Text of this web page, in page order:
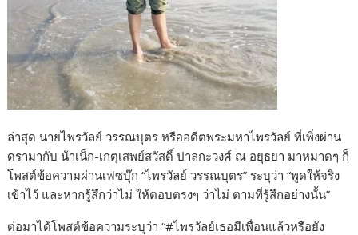
ล่าสุด นายไพรวัลย์ วรรณบุตร หรืออดีตพระมหาไพรวัลย์ ที่เพิ่งผ่าน
ดรามากับ น้าเน็ก-เกตุเสพย์สวัสดิ์ ปาลกะวงศ์ ณ อยุธยา มาหมาดๆ ก็
โพสต์ข้อความผ่านเฟซบุ๊ก “ไพรวัลย์ วรรณบุตร” ระบุว่า “พูดให้จริง
เข้าไว้ และหากรู้สึกว่าไม่ ให้ตอบตรงๆ ว่าไม่ ตามที่รู้สึกอย่างนั้น”
ต่อมาได้โพสต์ข้อความระบุว่า “#ไพรวัลย์เธอมีเพื่อนแล้วหรือยัง